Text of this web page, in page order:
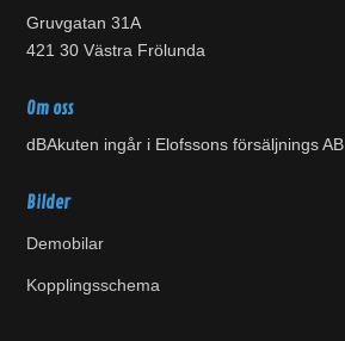
Gruvgatan 31A
421 30 Västra Frölunda
Om oss
dBAkuten ingår i Elofssons försäljnings AB
Bilder
Demobilar
Kopplingsschema